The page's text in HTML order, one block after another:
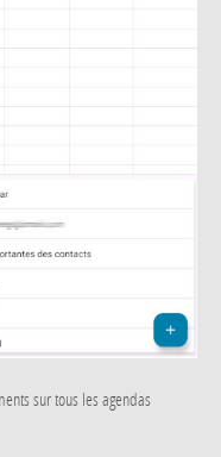
sur tous les agendas